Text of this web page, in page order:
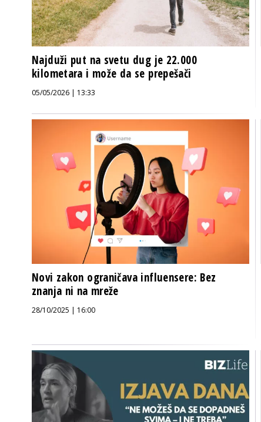
Najduži put na svetu dug je 22.000
kilometara i može da se prepešači
05/05/2026 | 13:33
Novi zakon ograničava influensere: Bez
znanja ni na mreže
28/10/2025 | 16:00